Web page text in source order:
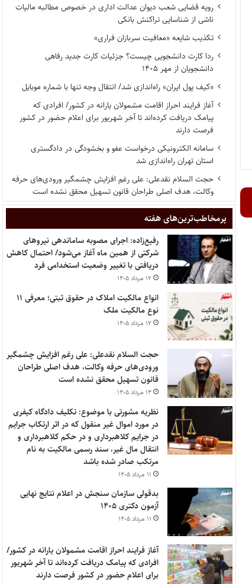
رویه قضایی شعب دیوان عدالت اداری در خصوص مطالبه مالیات
ناشی از شناسایی تراکنش بانکی
تکذیب شایعه «معافیت سربازان فراری»
ردا کارت دانشجویی چیست؟ جزئیات کارت جدید رفاهی
دانشجویان از مهر ۱۴۰۵
«کیف پول ایران» راه‌اندازی شد/ انتقال وجه تنها با شماره موبایل
آغاز فرایند احراز اقامت مشمولان یارانه در کشور/ افرادی که
پیامک دریافت کرده‌اند تا آخر شهریور برای اعلام حضور در کشور
فرصت دارند
سامانه الکترونیکی درخواست عفو و بخشودگی در دادگستری
استان تهران راه‌اندازی شد
حجت السلام نقدعلی: علی رغم افزایش چشمگیر ورودی‌های حرفه
وکالت، هدف اصلی طراحان قانون تسهیل محقق نشده است
پر‌مخاطب‌ترین‌های هفته
رفیع‌زاده: اجرای مصوبه ساماندهی نیروهای
شرکتی از همین ماه آغاز می‌شود/ احتمال کاهش
دریافتی با تغییر وضعیت استخدامی فرد
۱۲ مرداد ۱۴۰۵
انواع مالکیت املاک در حقوق ثبتی؛ معرفی ۱۱
نوع مالکیت ملک
۱۲ مرداد ۱۴۰۵
حجت السلام نقدعلی: علی رغم افزایش چشمگیر
ورودی‌های حرفه وکالت، هدف اصلی طراحان
قانون تسهیل محقق نشده است
۱۴ مرداد ۱۴۰۵
نظریه مشورتی با موضوع: تکلیف دادگاه کیفری
در مورد اموال غیر منقول که در اثر ارتکاب جرایم
در جرایم کلاهبرداری و در حکم کلاهبرداری و
انتقال مال غیر، سند رسمی مالکیت به نام
مرتکب صادر شده باشد
۱۱ مرداد ۱۴۰۵
بدقولی سازمان سنجش در اعلام نتایج نهایی
آزمون دکتری ۱۴۰۵
۱۱ مرداد ۱۴۰۵
آغاز فرایند احراز اقامت مشمولان یارانه در کشور/
افرادی که پیامک دریافت کرده‌اند تا آخر شهریور
برای اعلام حضور در کشور فرصت دارند